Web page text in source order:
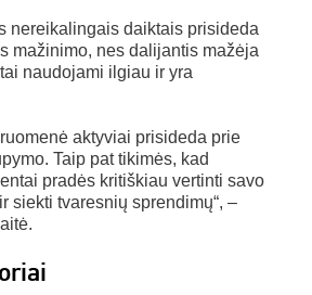
nereikalingais daiktais prisideda
mažinimo, nes dalijantis mažėja
naudojami ilgiau ir yra
aktyviai prisideda prie
Taip pat tikimės, kad
pradės kritiškiau vertinti savo
siekti tvaresnių sprendimų“, –